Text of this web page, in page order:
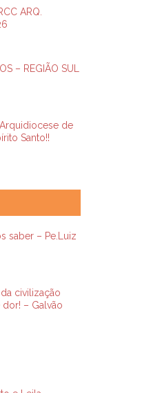
ARQ.
– REGIÃO SUL
de
Santo!!
saber – Pe.Luiz
civilização
– Galvão